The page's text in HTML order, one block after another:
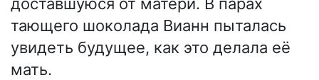
доставшуюся от матери. В парах
тающего шоколада Вианн пыталась
увидеть будущее, как это делала её
мать.